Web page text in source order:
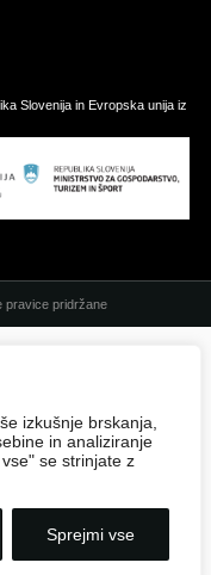
izkušnje brskanja,
in analiziranje
se strinjate z
Sprejmi vse
Slovenija in Evropska unija iz
pravice pridržane